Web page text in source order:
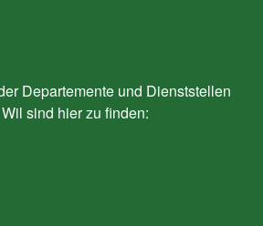
Departemente und Dienststellen
sind hier zu finden: